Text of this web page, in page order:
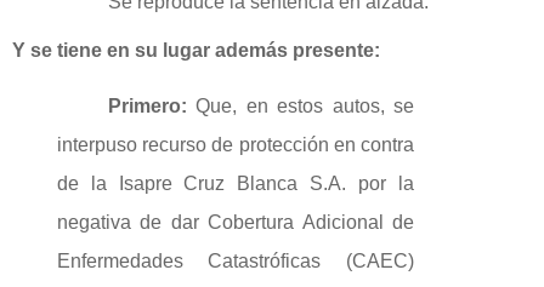
Y se tiene en su lugar además presente:
Primero:Que, en estos autos, se
interpuso recurso de protección en contra
de la Isapre Cruz Blanca S.A. por la
negativa de dar Cobertura Adicional de
Enfermedades Catastróficas (CAEC)